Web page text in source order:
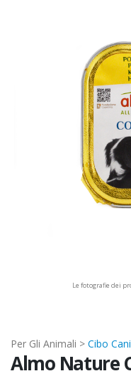
Le fotografie dei
Per Gli Animali > Cibo Cani
Almo Nature